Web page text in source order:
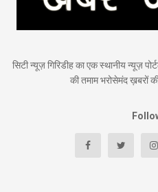
सिटी न्यूज़ गिरिडीह का एक स्थानीय न्यूज़
की तमाम भरोसेमंद ख़बरों